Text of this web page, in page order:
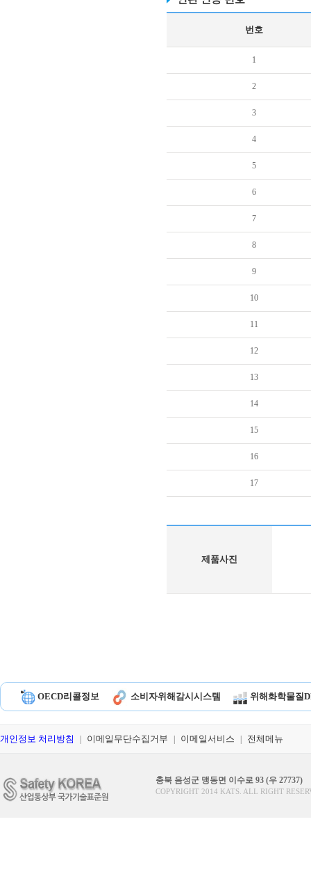
번호
1
2
3
4
5
6
7
8
9
10
11
12
13
14
15
16
17
제품사진
OECD리콜정보 소비자위해감시시스템 위해화학물질
개인정보 처리방침 이메일무단수집거부 이메일서비스 전체메뉴
충북 음성군 맹동면 이수로 93 (우 27737)
COPYRIGHT 2014 KATS. ALL RIGHT